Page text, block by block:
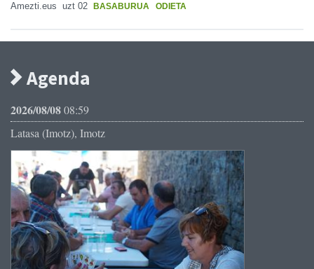
Amezti.eus uzt 02 BASABURUA ODIETA
Agenda
2026/08/0808:59
Latasa (Imotz), Imotz